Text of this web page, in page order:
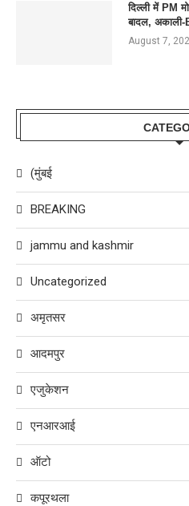
दिल्ली में PM
बादल, अकाली-
August 7,
(मुंबई
BREAKING
jammu and kashmir
Uncategorized
अमृतसर
आदमपुर
एजुकेशन
एनआरआई
ऑटो
कपूरथला